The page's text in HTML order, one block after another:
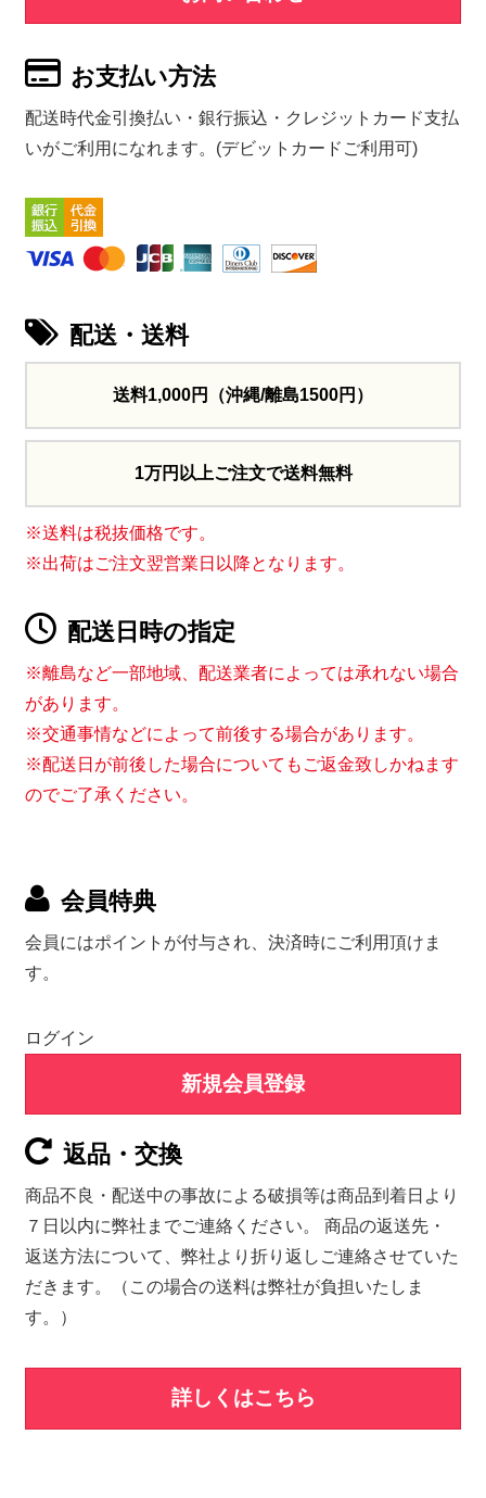
お支払い方法
配送時代金引換払い・銀行振込・クレジットカード支払
いがご利用になれます。(デビットカードご利用可)
配送・送料
送料1,000円 （沖縄/離島1500円）
1万円以上ご注文で送料無料
※送料は税抜価格です。
※出荷はご注文翌営業日以降となります。
配送日時の指定
※離島など一部地域、配送業者によっては承れない場合
があります。
※交通事情などによって前後する場合があります。
※配送日が前後した場合についてもご返金致しかねます
のでご了承ください。
会員特典
会員にはポイントが付与され、決済時にご利用頂けま
す。
ログイン
新規会員登録
返品・交換
商品不良・配送中の事故による破損等は商品到着日より
７日以内に弊社までご連絡ください。 商品の返送先・
返送方法について、弊社より折り返しご連絡させていた
だきます。（この場合の送料は弊社が負担いたしま
す。）
詳しくはこちら